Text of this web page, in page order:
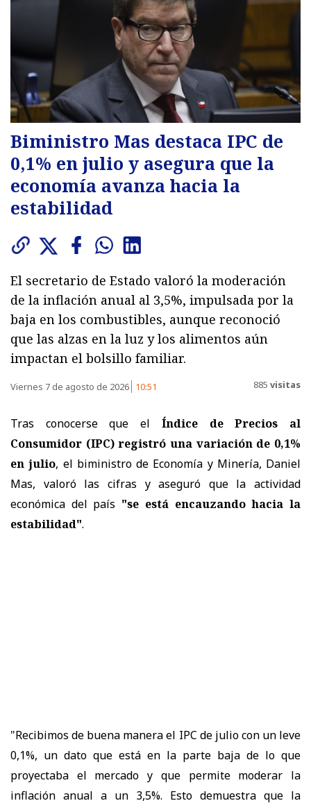
Biministro Mas destaca IPC de
0,1% en julio y asegura que la
economía avanza hacia la
estabilidad
El secretario de Estado valoró la moderación
de la inflación anual al 3,5%, impulsada por la
baja en los combustibles, aunque reconoció
que las alzas en la luz y los alimentos aún
impactan el bolsillo familiar.
Viernes 7 de agosto de 2026 10:51 885 visitas
Tras conocerse que el Índice de Precios al
Consumidor (IPC) registró una variación de 0,1%
en julio, el biministro de Economía y Minería, Daniel
Mas, valoró las cifras y aseguró que la actividad
económica del país "se está encauzando hacia la
estabilidad".
"Recibimos de buena manera el IPC de julio con un leve
0,1%, un dato que está en la parte baja de lo que
proyectaba el mercado y que permite moderar la
inflación anual a un 3,5%. Esto demuestra que la